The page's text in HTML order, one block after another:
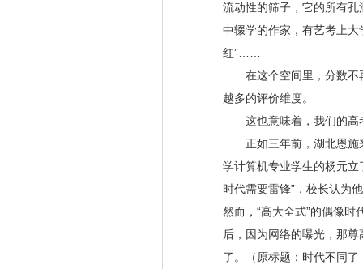
流动性的筛子，它的所有
中辍学的作家，有艺考上
红”……
在这个空间里，分数不
越多的评价维度。
这也意味着，我们的高
正如三年前，湖北恩施
学计算机专业学生的杨元
时代需要雷锋” ，校长认为
然而， “高大全式”的偶像时
后，因为网络的曝光，那
了。
（原标题：时代不同